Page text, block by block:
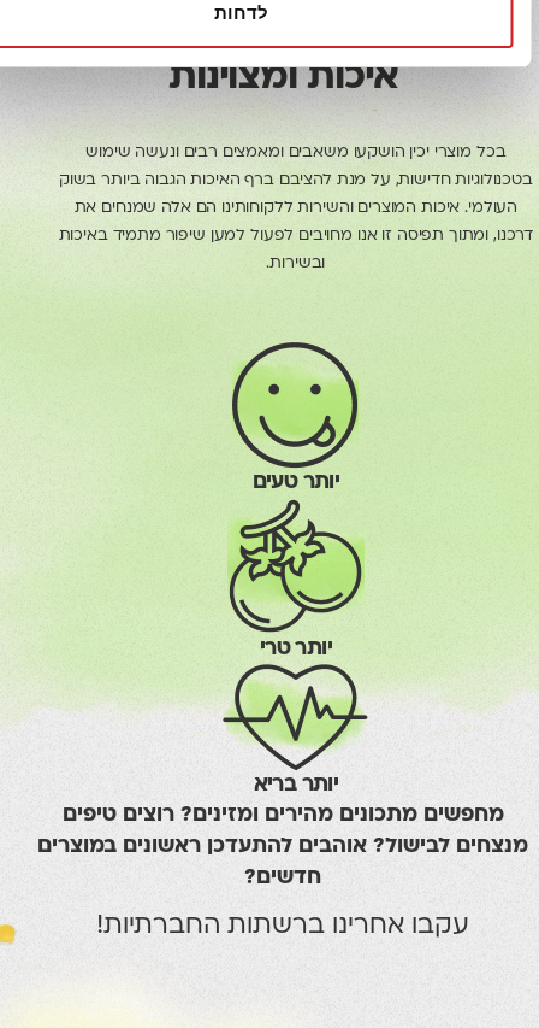
איכות ומצוינות
מוצרי יכין הושקעו משאבים ומאמצים רבים ונעשה שימוש
חדישות, על מנת להציבם ברף האיכות הגבוה ביותר בשוק
איכות המוצרים והשירות ללקוחותינו הם אלה שמנחים את
תפיסה זו אנו מחויבים לפעול למען שיפור מתמיד באיכות
יותר בריא
יותר טרי
יותר טעים
מתכונים מהירים ומזינים? רוצים טיפים
לבישול? אוהבים להתעדכן ראשונים במוצרים
חדשים?
עקבו אחרינו ברשתות החברתיות!